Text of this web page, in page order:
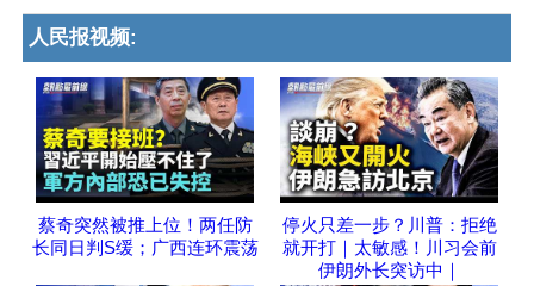
人民报视频:
蔡奇突然被推上位！两任防
长同日判S缓；广西连环震荡
停火只差一步？川普：拒绝
就开打｜太敏感！川习会前
伊朗外长突访中｜